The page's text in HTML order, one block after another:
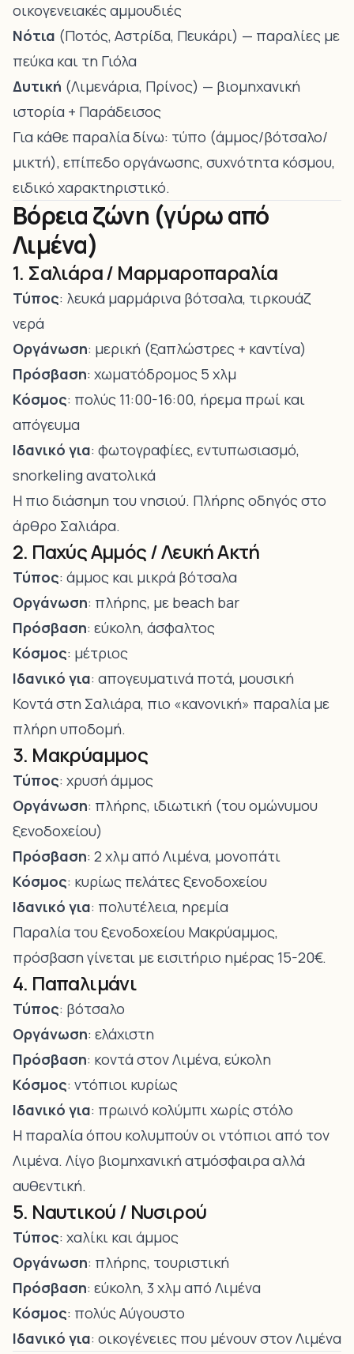
οικογενειακές αμμουδιές
Νότια (Ποτός, Αστρίδα, Πευκάρι) — παραλίες με
πεύκα και τη Γιόλα
Δυτική (Λιμενάρια, Πρίνος) — βιομηχανική
ιστορία + Παράδεισος
Για κάθε παραλία δίνω: τύπο (άμμος/βότσαλο/
μικτή), επίπεδο οργάνωσης, συχνότητα κόσμου,
ειδικό χαρακτηριστικό.
Βόρεια ζώνη (γύρω από
Λιμένα)
1. Σαλιάρα / Μαρμαροπαραλία
Τύπος: λευκά μαρμάρινα βότσαλα, τιρκουάζ
νερά
Οργάνωση: μερική (ξαπλώστρες + καντίνα)
Πρόσβαση: χωματόδρομος 5 χλμ
Κόσμος: πολύς 11:00-16:00, ήρεμα πρωί και
απόγευμα
Ιδανικό για: φωτογραφίες, εντυπωσιασμό,
snorkeling ανατολικά
Η πιο διάσημη του νησιού. Πλήρης οδηγός στο
άρθρο Σαλιάρα.
2. Παχύς Αμμός / Λευκή Ακτή
Τύπος: άμμος και μικρά βότσαλα
Οργάνωση: πλήρης, με beach bar
Πρόσβαση: εύκολη, άσφαλτος
Κόσμος: μέτριος
Ιδανικό για: απογευματινά ποτά, μουσική
Κοντά στη Σαλιάρα, πιο «κανονική» παραλία με
πλήρη υποδομή.
3. Μακρύαμμος
Τύπος: χρυσή άμμος
Οργάνωση: πλήρης, ιδιωτική (του ομώνυμου
ξενοδοχείου)
Πρόσβαση: 2 χλμ από Λιμένα, μονοπάτι
Κόσμος: κυρίως πελάτες ξενοδοχείου
Ιδανικό για: πολυτέλεια, ηρεμία
Παραλία του ξενοδοχείου Μακρύαμμος,
πρόσβαση γίνεται με εισιτήριο ημέρας 15-20€.
4. Παπαλιμάνι
Τύπος: βότσαλο
Οργάνωση: ελάχιστη
Πρόσβαση: κοντά στον Λιμένα, εύκολη
Κόσμος: ντόπιοι κυρίως
Ιδανικό για: πρωινό κολύμπι χωρίς στόλο
Η παραλία όπου κολυμπούν οι ντόπιοι από τον
Λιμένα. Λίγο βιομηχανική ατμόσφαιρα αλλά
αυθεντική.
5. Ναυτικού / Νυσιρού
Τύπος: χαλίκι και άμμος
Οργάνωση: πλήρης, τουριστική
Πρόσβαση: εύκολη, 3 χλμ από Λιμένα
Κόσμος: πολύς Αύγουστο
Ιδανικό για: οικογένειες που μένουν στον Λιμένα